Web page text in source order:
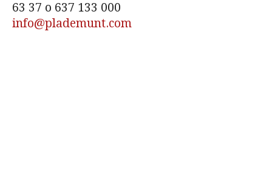
63 37 o 637 133 000
info@plademunt.com